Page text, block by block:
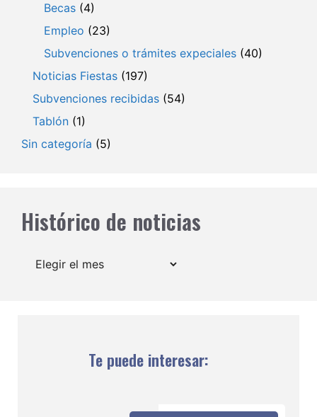
Becas (4)
Empleo (23)
Subvenciones o trámites expeciales (40)
Noticias Fiestas (197)
Subvenciones recibidas (54)
Tablón (1)
Sin categoría (5)
Histórico de noticias
Archivos
Te puede interesar: